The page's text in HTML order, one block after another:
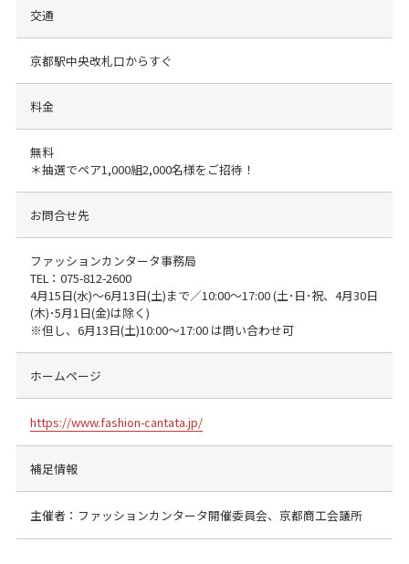
交通
京都駅中央改札口からすぐ
料金
無料
＊抽選でペア1,000組2,000名様をご招待！
お問合せ先
ファッションカンタータ事務局
TEL： 075-812-2600
4月15日(水)～6月13日(土)まで／10:00～17:00 (土･日･祝、4月30日
(木)･5月1日(金)は除く)
※但し、6月13日(土)10:00～17:00 は問い合わせ可
ホームページ
https://www.fashion-cantata.jp/
補足情報
主催者：ファッションカンタータ開催委員会、京都商工会議所